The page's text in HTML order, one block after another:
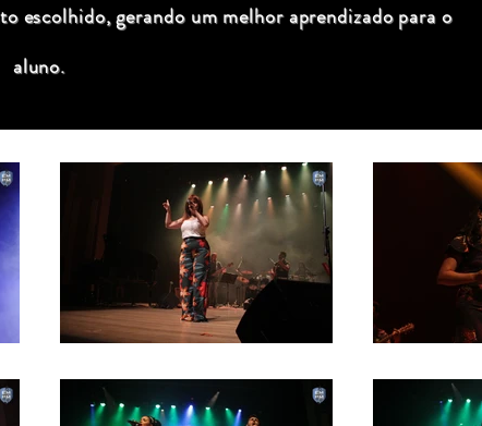
escolhido, gerando um melhor aprendizado para o
aluno.